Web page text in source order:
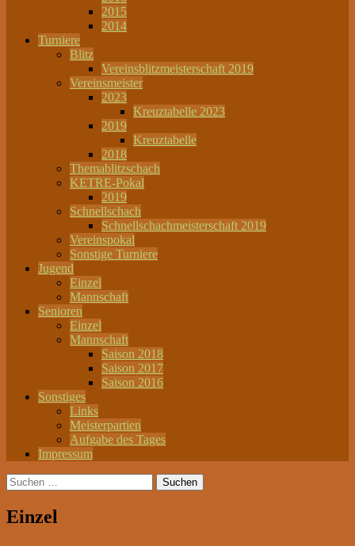
2015
2014
Turniere
Blitz
Vereinsblitzmeisterschaft 2019
Vereinsmeister
2023
Kreuztabelle 2023
2019
Kreuztabelle
2018
Themablitzschach
KETRE-Pokal
2019
Schnellschach
Schnellschachmeisterschaft 2019
Vereinspokal
Sonstige Turniere
Jugend
Einzel
Mannschaft
Senioren
Einzel
Mannschaft
Saison 2018
Saison 2017
Saison 2016
Sonstiges
Links
Meisterpartien
Aufgabe des Tages
Impressum
Suchen
nach:
Einzel